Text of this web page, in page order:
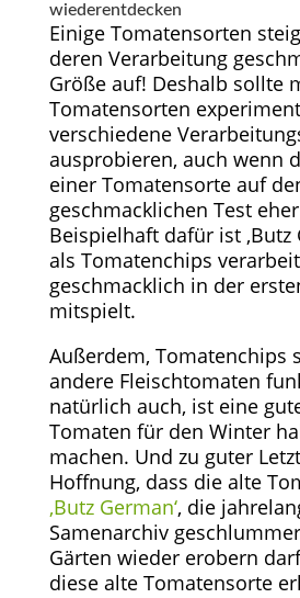
wiederentdecken
Einige Tomatensorten
deren Verarbeitung
Größe auf! Deshalb sollte
Tomatensorten
verschiedene
ausprobieren, auch wenn
einer Tomatensorte auf
geschmacklichen Test
Beispielhaft dafür ist ‚Butz
als Tomatenchips
geschmacklich in der
mitspielt.
Außerdem, Tomatenchips
andere Fleischtomaten
natürlich auch, ist eine
Tomaten für den Winter
machen. Und zu guter
Hoffnung, dass die alte
‚Butz German‘, die
Samenarchiv
Gärten wieder erobern
diese alte Tomatensorte